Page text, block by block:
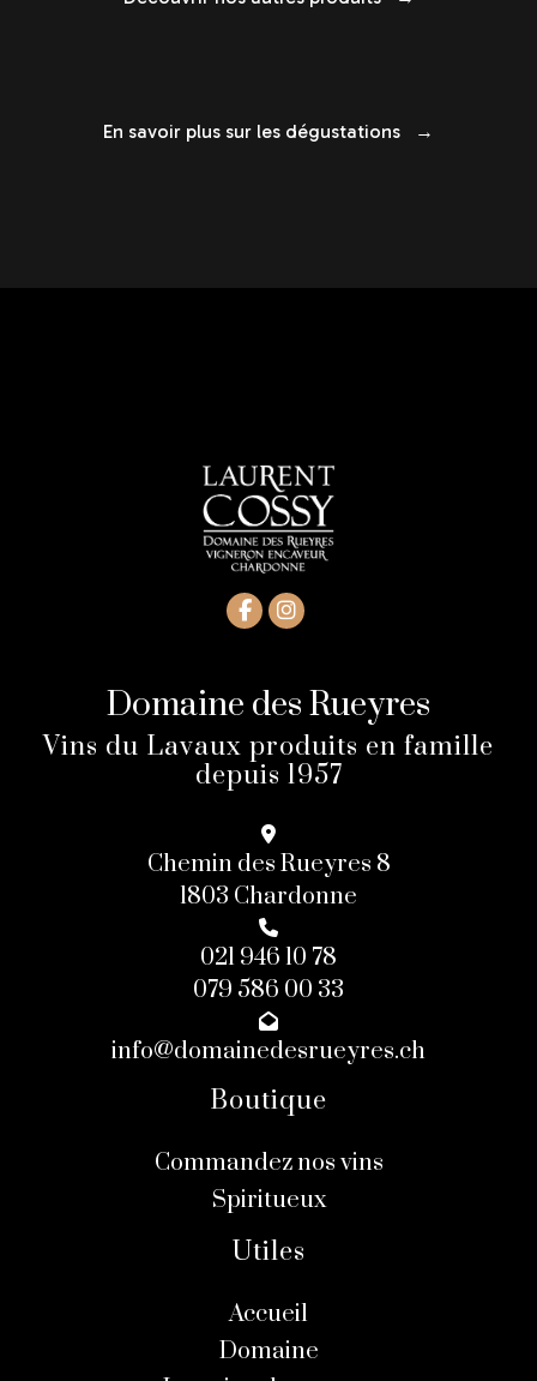
En savoir plus sur les dégustations →
Domaine des Rueyres
Vins du Lavaux produits en famille
depuis 1957
Chemin des Rueyres 8
1803 Chardonne
021 946 10 78
079 586 00 33
info@domainedesrueyres.ch
Boutique
Commandez nos vins
Spiritueux
Utiles
Accueil
Domaine